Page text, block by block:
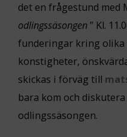
det en frågestund med
odlingssäsongen” Kl.
funderingar kring olika
konstigheter,
skickas i förväg till
bara kom och
odlingssäsongen.